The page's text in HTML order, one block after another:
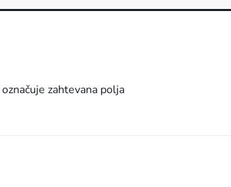
označuje zahtevana polja